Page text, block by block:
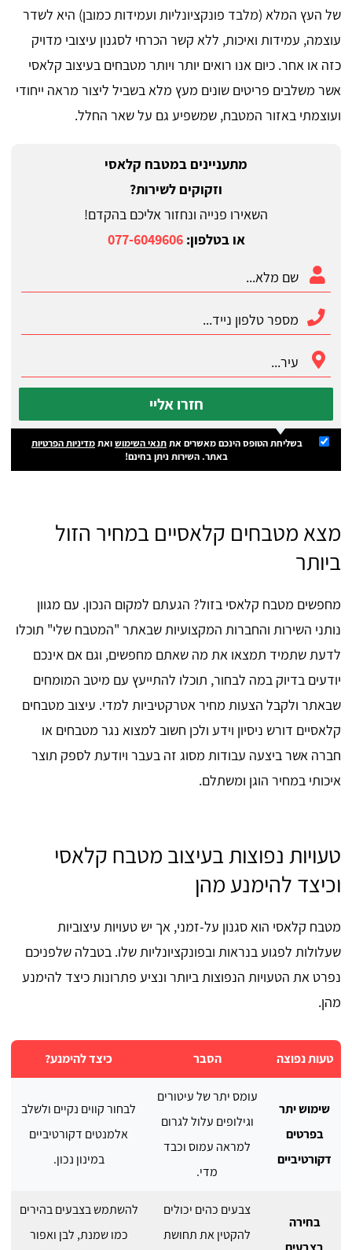
של העץ המלא (מלבד פונקציונליות ועמידות כמובן) היא לשדר
עוצמה, עמידות ואיכות, ללא קשר הכרחי לסגנון עיצובי מדויק
כזה או אחר. כיום אנו רואים יותר ויותר מטבחים בעיצוב קלאסי
אשר משלבים פריטים שונים מעץ מלא בשביל ליצור מראה ייחודי
ועוצמתי באזור המטבח, שמשפיע גם על שאר החלל.
מתעניינים במטבח קלאסי
וזקוקים לשירות?
השאירו פנייה ונחזור אליכם בהקדם!
או בטלפון:077-6049606
חזרו אליי
בשליחת הטופס הינכם מאשרים אתתנאי השימושואתמדיניות הפרטיות
באתר. השירות ניתן בחינם!
מצא מטבחים קלאסיים במחיר הזול
ביותר
מחפשים מטבח קלאסי בזול? הגעתם למקום הנכון. עם מגוון
נותני השירות והחברות המקצועיות שבאתר "המטבח שלי" תוכלו
לדעת שתמיד תמצאו את מה שאתם מחפשים, וגם אם אינכם
יודעים בדיוק במה לבחור, תוכלו להתייעץ עם מיטב המומחים
שבאתר ולקבל הצעות מחיר אטרקטיביות למדי. עיצוב מטבחים
קלאסיים דורש ניסיון וידע ולכן חשוב למצוא נגר מטבחים או
חברה אשר ביצעה עבודות מסוג זה בעבר ויודעת לספק תוצר
איכותי במחיר הוגן ומשתלם.
טעויות נפוצות בעיצוב מטבח קלאסי
וכיצד להימנע מהן
מטבח קלאסי הוא סגנון על-זמני, אך יש טעויות עיצוביות
שעלולות לפגוע בנראות ובפונקציונליות שלו. בטבלה שלפניכם
נפרט את הטעויות הנפוצות ביותר ונציע פתרונות כיצד להימנע
מהן.
טעות נפוצה הסבר כיצד להימנע?
שימוש יתר
בפרטים
דקורטיביים
עומס יתר של עיטורים
וגילופים עלול לגרום
למראה עמוס וכבד
מדי.
לבחור קווים נקיים ולשלב
אלמנטים דקורטיביים
במינון נכון.
בחירה
צבעים כהים יכולים
להקטין את תחושת
להשתמש בצבעים בהירים
כמו שמנת, לבן ואפור